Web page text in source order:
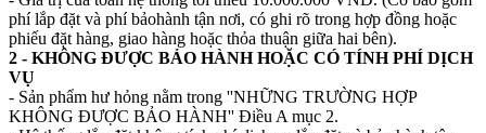
phí lắp đặt và phí bảohành tận nơi, có ghi rõ trong hợp đồng hoặc
phiếu đặt hàng, giao hàng hoặc thỏa thuận giữa hai bên).
2 - KHÔNG ĐƯỢC BẢO HÀNH HOẶC CÓ TÍNH PHÍ DỊCH
VỤ
- Sản phẩm hư hỏng nằm trong ''NHỮNG TRƯỜNG HỢP
KHÔNG ĐƯỢC BẢO HÀNH'' Điều A mục 2.